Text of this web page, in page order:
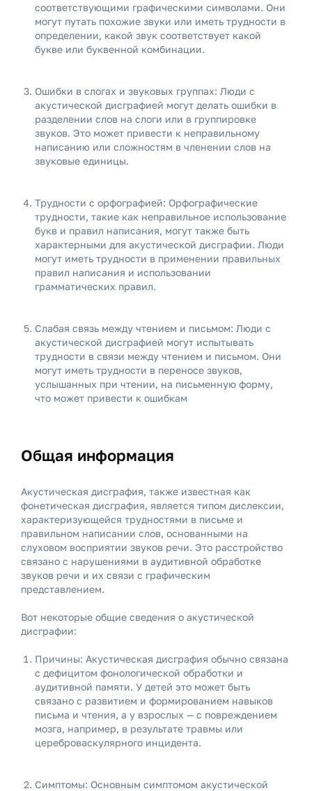
соответствующими графическими символами. Они
могут путать похожие звуки или иметь трудности в
определении, какой звук соответствует какой
букве или буквенной комбинации.
Ошибки в слогах и звуковых группах: Люди с
акустической дисграфией могут делать ошибки в
разделении слов на слоги или в группировке
звуков. Это может привести к неправильному
написанию или сложностям в членении слов на
звуковые единицы.
Трудности с орфографией: Орфографические
трудности, такие как неправильное использование
букв и правил написания, могут также быть
характерными для акустической дисграфии. Люди
могут иметь трудности в применении правильных
правил написания и использовании
грамматических правил.
Слабая связь между чтением и письмом: Люди с
акустической дисграфией могут испытывать
трудности в связи между чтением и письмом. Они
могут иметь трудности в переносе звуков,
услышанных при чтении, на письменную форму,
что может привести к ошибкам
Общая информация
Акустическая дисграфия, также известная как
фонетическая дисграфия, является типом дислексии,
характеризующейся трудностями в письме и
правильном написании слов, основанными на
слуховом восприятии звуков речи. Это расстройство
связано с нарушениями в аудитивной обработке
звуков речи и их связи с графическим
представлением.
Вот некоторые общие сведения о акустической
дисграфии:
Причины: Акустическая дисграфия обычно связана
с дефицитом фонологической обработки и
аудитивной памяти. У детей это может быть
связано с развитием и формированием навыков
письма и чтения, а у взрослых — с повреждением
мозга, например, в результате травмы или
цереброваскулярного инцидента.
Симптомы: Основным симптомом акустической